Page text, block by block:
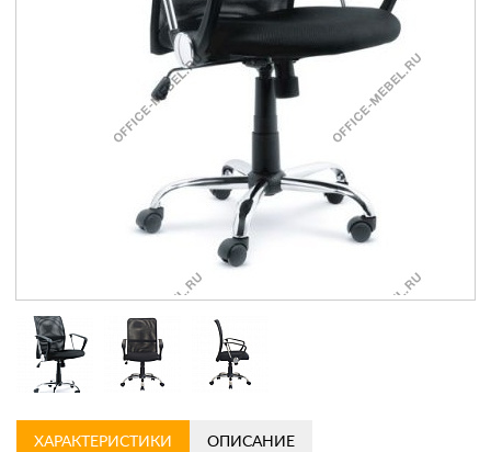
Заказать обратный звонок
ХАРАКТЕРИСТИКИ ОПИСАНИЕ